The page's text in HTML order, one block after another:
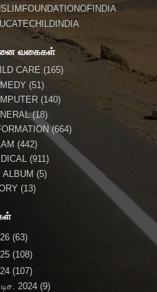
வகைகள்
CARE (165)
(51)
(140)
(18)
(664)
(442)
(911)
ALBUM (5)
(13)
(63)
(108)
(107)
டிச. 2024 (9)